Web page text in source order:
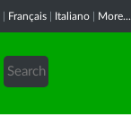
Français Italiano More...